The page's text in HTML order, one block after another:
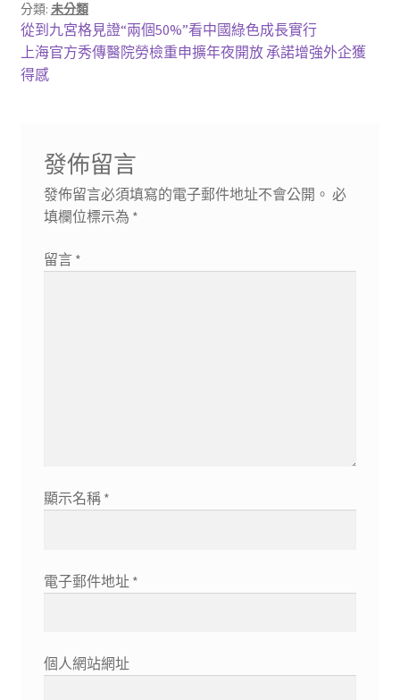
分類: 未分類
文
章
上
一
篇
從到九宮格見證“兩個50%”看中國綠色成長實行
下
一
上海官方秀傳醫院勞檢重申擴年夜開放 承諾增強外企獲
得感
發佈留言
發佈留言必須填寫的電子郵件地址不會公開。 必
填欄位標示為 *
留言 *
顯示名稱 *
電子郵件地址 *
個人網站網址